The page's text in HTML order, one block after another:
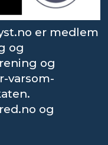
er medlem
og
og
varsom-
og